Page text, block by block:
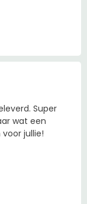
Super
wat een
jullie!